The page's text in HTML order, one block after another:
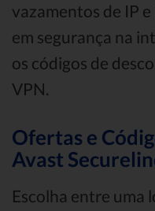
vazamentos de IP
em segurança na
os códigos de
VPN.
Ofertas e
Avast
Escolha entre uma